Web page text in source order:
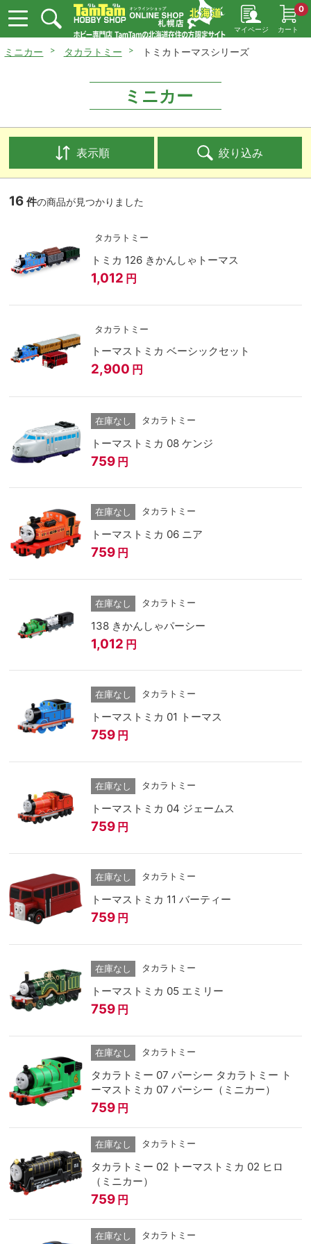
マイページ カート
0
ミニカー タカラトミー トミカトーマスシリーズ
ミニカー
表示順 絞り込み
16 件の商品が見つかりました
タカラトミー
トミカ 126 きかんしゃトーマス
1,012 円
タカラトミー
トーマストミカ ベーシックセット
2,900 円
在庫なし タカラトミー
トーマストミカ 08 ケンジ
759 円
在庫なし タカラトミー
トーマストミカ 06 ニア
759 円
在庫なし タカラトミー
138 きかんしゃパーシー
1,012 円
在庫なし タカラトミー
トーマストミカ 01 トーマス
759 円
在庫なし タカラトミー
トーマストミカ 04 ジェームス
759 円
在庫なし タカラトミー
トーマストミカ 11 バーティー
759 円
在庫なし タカラトミー
トーマストミカ 05 エミリー
759 円
在庫なし タカラトミー
タカラトミー 07 パーシー タカラトミー ト
ーマストミカ 07 パーシー（ミニカー）
759 円
在庫なし タカラトミー
タカラトミー 02 トーマストミカ 02 ヒロ
（ミニカー）
759 円
在庫なし タカラトミー